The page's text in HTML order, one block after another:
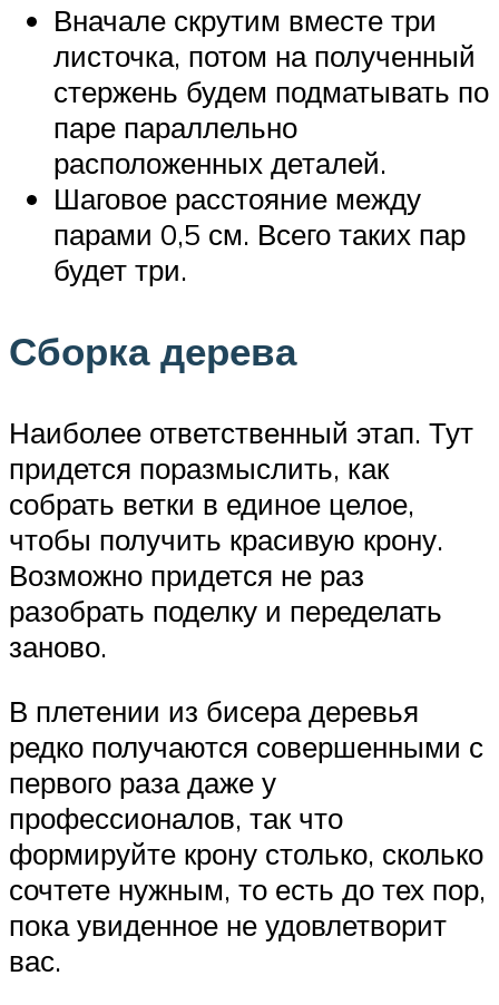
Вначале скрутим вместе три
листочка, потом на полученный
стержень будем подматывать по
паре параллельно
расположенных деталей.
Шаговое расстояние между
парами 0,5 см. Всего таких пар
будет три.
Сборка дерева
Наиболее ответственный этап. Тут
придется поразмыслить, как
собрать ветки в единое целое,
чтобы получить красивую крону.
Возможно придется не раз
разобрать поделку и переделать
заново.
В плетении из бисера деревья
редко получаются совершенными с
первого раза даже у
профессионалов, так что
формируйте крону столько, сколько
сочтете нужным, то есть до тех пор,
пока увиденное не удовлетворит
вас.